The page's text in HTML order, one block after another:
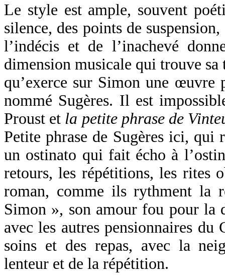
Le style est ample, souvent
silence, des points de
l’indécis et de l’inachevé
dimension musicale qui trouve
qu’exerce sur Simon une œuvre
nommé Sugères. Il est
Proust et la petite phrase de
Petite phrase de Sugères ici, qui
un ostinato qui fait écho à
retours, les répétitions, les rites
roman, comme ils rythment la
Simon », son amour fou pour la
avec les autres pensionnaires
soins et des repas, avec la
lenteur et de la répétition.